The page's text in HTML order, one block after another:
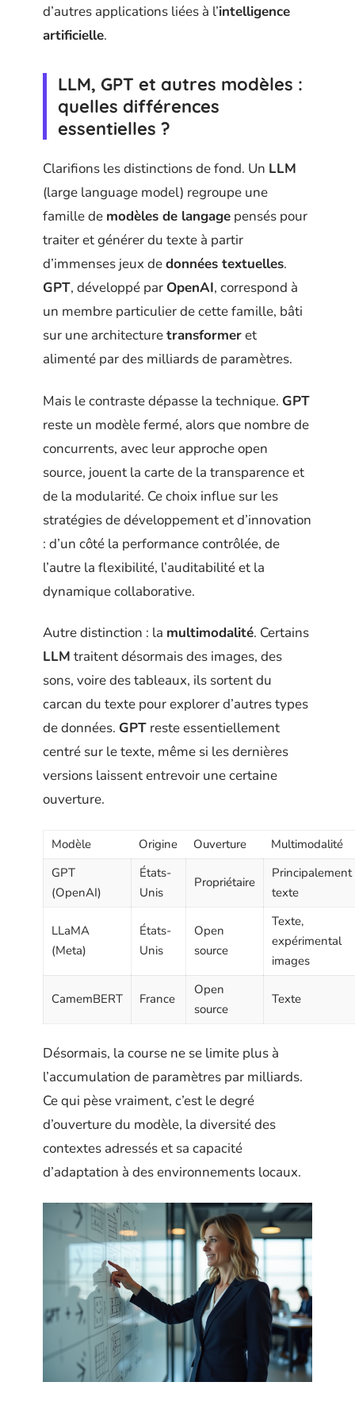
d’autres applications liées à l’intelligence
artificielle.
LLM, GPT et autres modèles :
quelles différences
essentielles ?
Clarifions les distinctions de fond. Un LLM
(large language model) regroupe une
famille de modèles de langage pensés pour
traiter et générer du texte à partir
d’immenses jeux dedonnées textuelles.
GPT, développé par OpenAI, correspond à
un membre particulier de cette famille, bâti
sur une architecturetransformeret
alimenté par des milliards de paramètres.
Mais le contraste dépasse la technique. GPT
reste un modèle fermé, alors que nombre de
concurrents, avec leur approche open
source, jouent la carte de la transparence et
de la modularité. Ce choix influe sur les
stratégies de développement et d’innovation
: d’un côté la performance contrôlée, de
l’autre la flexibilité, l’auditabilité et la
dynamique collaborative.
Autre distinction : la multimodalité. Certains
LLM traitent désormais des images, des
sons, voire des tableaux, ils sortent du
carcan du texte pour explorer d’autres types
de données. GPT reste essentiellement
centré sur le texte, même si les dernières
versions laissent entrevoir une certaine
ouverture.
Modèle Origine Ouverture
Multimodalité
GPT
(OpenAI)
États-
Unis
Propriétaire
Principalement
texte
LLaMA
(Meta)
États-
Unis
Open
source
Texte,
expérimental
images
CamemBERT France
Open
source
Texte
Désormais, la course ne se limite plus à
l’accumulation de paramètres par milliards.
Ce qui pèse vraiment, c’est le degré
d’ouverture du modèle, la diversité des
contextes adressés et sa capacité
d’adaptation à des environnements locaux.